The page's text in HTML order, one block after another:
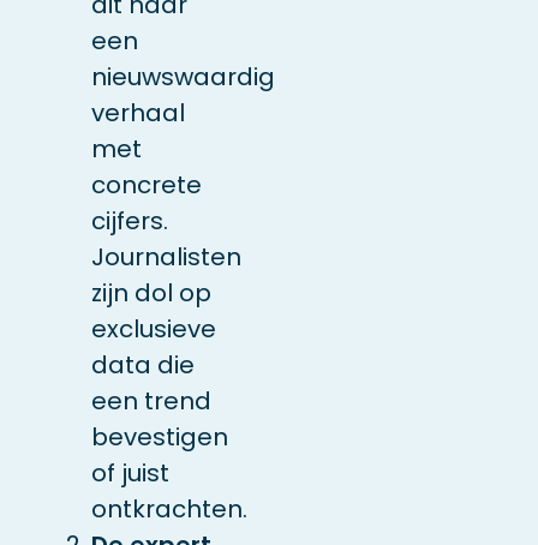
een
nieuwswaardig
verhaal
met
concrete
cijfers.
Journalisten
zijn dol op
exclusieve
data die
een trend
bevestigen
of juist
ontkrachten.